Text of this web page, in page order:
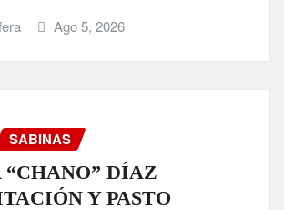
Ago 5, 2026
SABINAS
“CHANO” DÍAZ
Y PASTO